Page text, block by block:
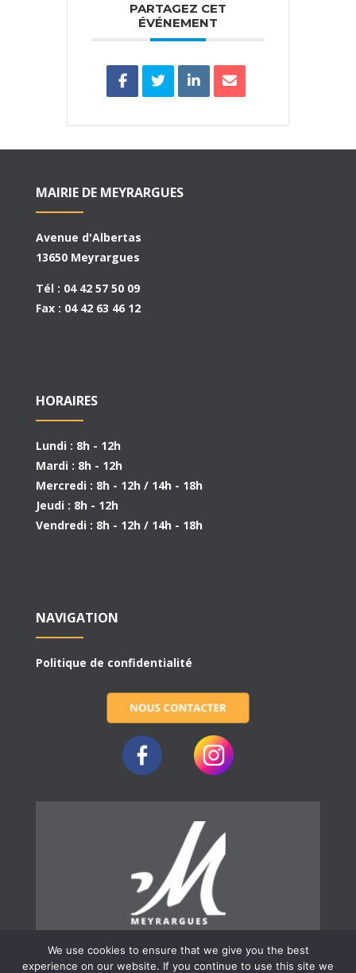
PARTAGEZ CET
ÉVÉNEMENT
MAIRIE DE MEYRARGUES
Avenue d'Albertas
13650 Meyrargues
Tél : 04 42 57 50 09
Fax : 04 42 63 46 12
HORAIRES
Lundi : 8h - 12h
Mardi : 8h - 12h
Mercredi : 8h - 12h / 14h - 18h
Jeudi : 8h - 12h
Vendredi : 8h - 12h / 14h - 18h
NAVIGATION
Politique de confidentialité
We use cookies to ensure that we give you the best
experience on our website. If you continue to use this site we